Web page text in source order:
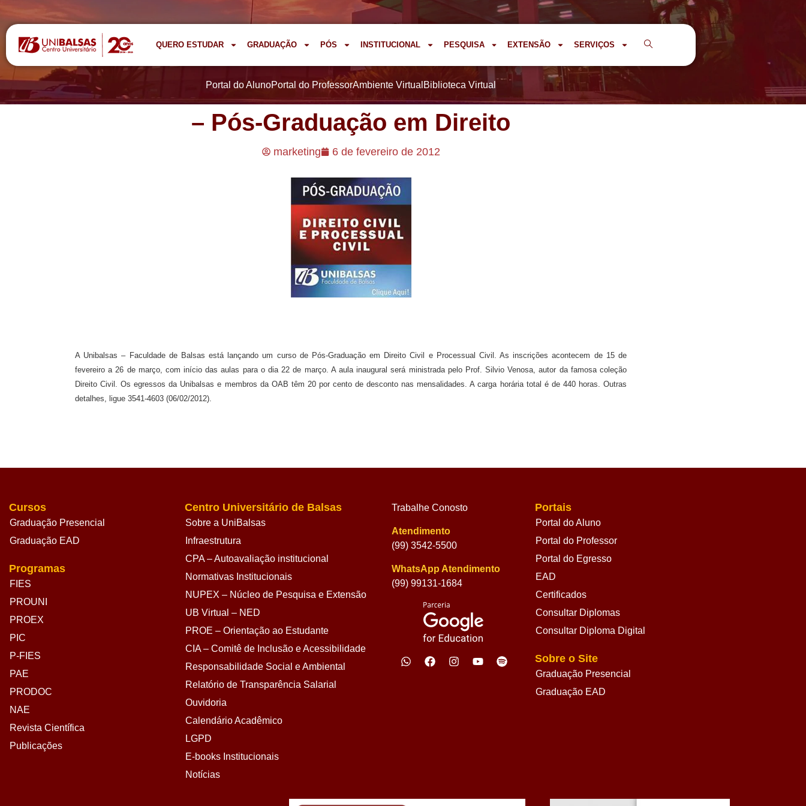
QUERO ESTUDAR GRADUAÇÃO PÓS INSTITUCIONAL PESQUISA EXTENSÃO SERVIÇOS
Portal do AlunoPortal do ProfessorAmbiente Virtual Biblioteca Virtual
– Pós-Graduação em Direito
marketing 6 de fevereiro de 2012
A Unibalsas – Faculdade de Balsas está lançando um curso de Pós-Graduação em Direito Civil e Processual Civil. As inscrições acontecem de 15 de
fevereiro a 26 de março, com início das aulas para o dia 22 de março. A aula inaugural será ministrada pelo Prof. Silvio Venosa, autor da famosa coleção
Direito Civil. Os egressos da Unibalsas e membros da OAB têm 20 por cento de desconto nas mensalidades. A carga horária total é de 440 horas. Outras
detalhes, ligue 3541-4603 (06/02/2012).
Cursos
Graduação Presencial
Graduação EAD
Programas
FIES
PROUNI
PROEX
PIC
P-FIES
PAE
PRODOC
NAE
Revista Científica
Publicações
Centro Universitário de Balsas
Sobre a UniBalsas
Infraestrutura
CPA – Autoavaliação institucional
Normativas Institucionais
NUPEX – Núcleo de Pesquisa e Extensão
UB Virtual – NED
PROE – Orientação ao Estudante
CIA – Comitê de Inclusão e Acessibilidade
Responsabilidade Social e Ambiental
Relatório de Transparência Salarial
Ouvidoria
Calendário Acadêmico
LGPD
E-books Institucionais
Notícias
Trabalhe Conosto
Atendimento
(99) 3542-5500
WhatsApp Atendimento
(99) 99131-1684
Portais
Portal do Aluno
Portal do Professor
Portal do Egresso
EAD
Certificados
Consultar Diplomas
Consultar Diploma Digital
Sobre o Site
Graduação Presencial
Graduação EAD